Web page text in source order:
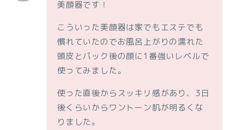
美顔器です！
こういった美顔器は家でもエステでも
慣れていたのでお風呂上がりの濡れた
頭皮とパック後の顔に1番強いレベルで
使ってみました。
使った直後からスッキリ感があり、3日
後くらいからワントーン肌が明るくな
りました。